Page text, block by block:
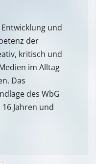
und
der
kritisch und
im Alltag
Das
des WbG
Jahren und